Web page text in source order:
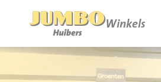
Winkels